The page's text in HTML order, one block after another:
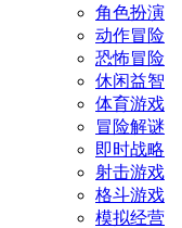
角色扮演
动作冒险
恐怖冒险
休闲益智
体育游戏
冒险解谜
即时战略
射击游戏
格斗游戏
模拟经营